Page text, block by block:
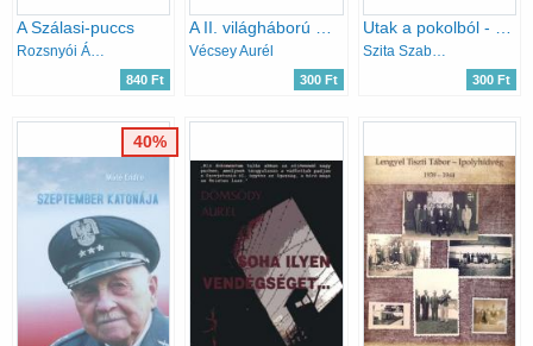
A Szálasi-puccs
840 Ft
Vécsey Aurél
300 Ft
Szita Szabolcs
300 Ft
40%